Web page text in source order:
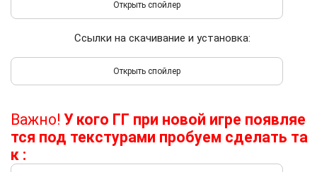
Ссылки на скачивание и установка:
Важно! У кого ГГ при новой игре появляе
тся под текстурами пробуем сделать та
к :